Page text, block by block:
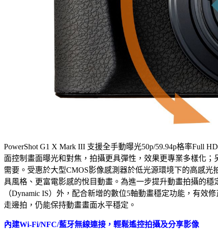
PowerShot G1 X Mark III 支援全手動曝光50p/59.94p格率Full
面控制畫面曝光和對焦，拍攝更具彈性，效果更專業多樣化；
需要。受惠於大型CMOS影像感測器於低光源環境下的高感
具風格、更富電影感的悅目動畫。為進一步提升動畫拍攝的
（Dynamic IS）外，配合新增的數位5軸動畫穩定功能，有
走邊拍，仍能保持動畫畫面水平穩定。
內建Wi-Fi/NFC/藍牙無線連接，輕鬆遙控拍攝及分享影像